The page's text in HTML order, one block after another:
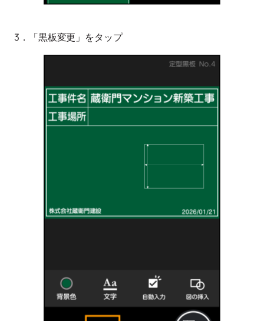
3．「黒板変更」をタップ